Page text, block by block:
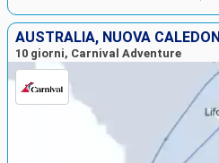
AUSTRALIA, NUOVA
10 giorni, Carnival Adventure